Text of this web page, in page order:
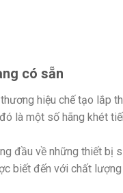
có sẵn
hiệu chế tạo lắp
là một số hãng khét
đầu về những thiết bị
biết đến với chất lượng